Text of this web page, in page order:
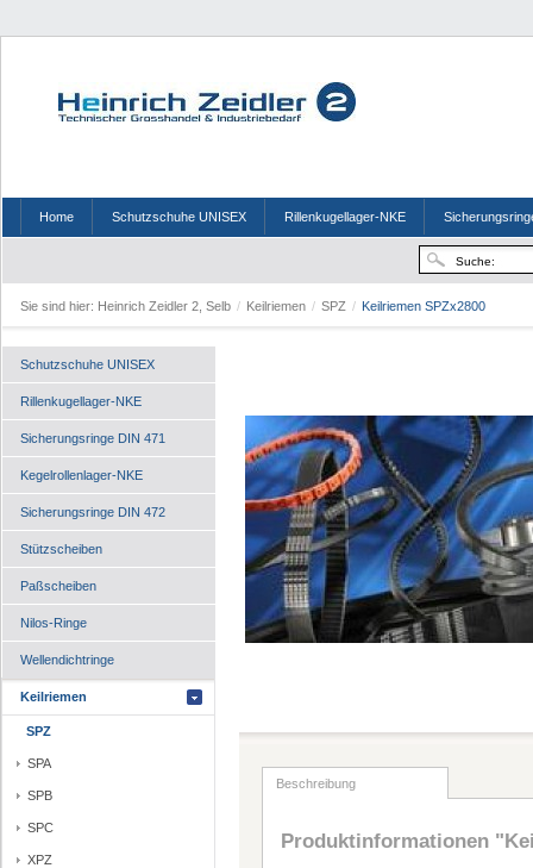
Home Schutzschuhe UNISEX Rillenkugellager-NKE
Sie sind hier: Heinrich Zeidler 2, Selb / Keilriemen / SPZ / Keilriemen SPZx2800
Schutzschuhe UNISEX
Rillenkugellager-NKE
Sicherungsringe DIN 471
Kegelrollenlager-NKE
Sicherungsringe DIN 472
Stützscheiben
Paßscheiben
Nilos-Ringe
Wellendichtringe
Keilriemen
SPZ
SPA
SPB
SPC
XPZ
Beschreibung
Produktinformationen